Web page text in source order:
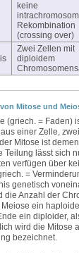
keine
Rekombination
(crossing over)
Zwei Zellen mit
diploidem
Mitose und
(griech. = Faden)
einer Zelle,
Mitose ist
Teilung lässt sich
verfügen über
=
genetisch
die Anzahl der
Meiose ein
ein diploider,
wird die Mitose
bezeichnet.